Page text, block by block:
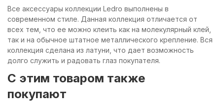
Все аксессуары коллекции Ledro выполнены в
современном стиле. Данная коллекция отличается от
всех тем, что ее можно клеить как на молекулярный клей,
так и на обычное штатное металлического крепление. Вся
коллекция сделана из латуни, что дает возможность
долго служить и радовать глаз покупателя.
C этим товаром также
покупают